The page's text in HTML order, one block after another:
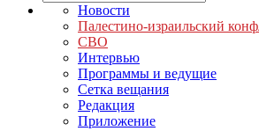
Новости
Палестино-израильский
СВО
Интервью
Программы и ведущие
Сетка вещания
Редакция
Приложение